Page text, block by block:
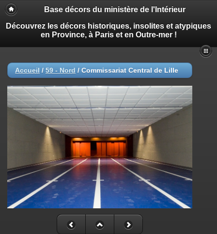
Base décors du ministère de l'Intérieur
Découvrez les décors historiques, insolites et atypiques
en Province, à Paris et en Outre-mer !
Accueil / 59 - Nord / Commissariat Central de Lille